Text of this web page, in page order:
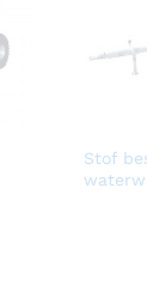
Stof